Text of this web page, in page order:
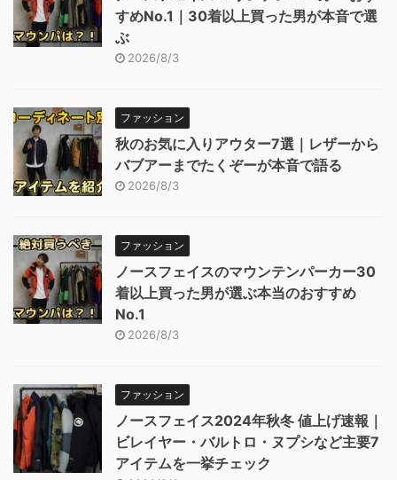
すめNo.1｜30着以上買った男が本音で選
ぶ
2026/8/3
ファッション
秋のお気に入りアウター7選｜レザーから
バブアーまでたくぞーが本音で語る
2026/8/3
ファッション
ノースフェイスのマウンテンパーカー30
着以上買った男が選ぶ本当のおすすめ
No.1
2026/8/3
ファッション
ノースフェイス2024年秋冬 値上げ速報｜
ビレイヤー・バルトロ・ヌプシなど主要7
アイテムを一挙チェック